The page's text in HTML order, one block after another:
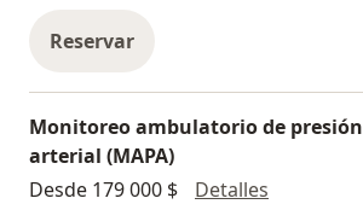
Reservar
Monitoreo ambulatorio de presión
arterial (MAPA)
Desde 179 000 $
Detalles